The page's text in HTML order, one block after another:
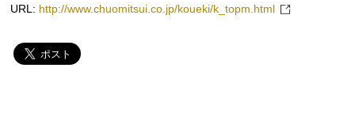
URL: http://www.chuomitsui.co.jp/koueki/k_topm.html